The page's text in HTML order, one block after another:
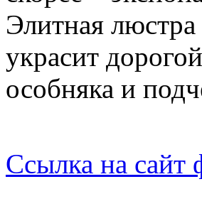
Элитная
украсит
особняка и
Ссылка на сайт